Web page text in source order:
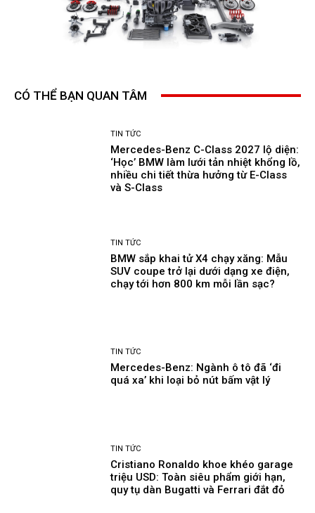
CÓ THỂ BẠN QUAN TÂM
TIN TỨC
Mercedes-Benz C-Class 2027 lộ diện:
‘Học’ BMW làm lưới tản nhiệt khổng lồ,
nhiều chi tiết thừa hưởng từ E-Class
và S-Class
TIN TỨC
BMW sắp khai tử X4 chạy xăng: Mẫu
SUV coupe trở lại dưới dạng xe điện,
chạy tới hơn 800 km mỗi lần sạc?
TIN TỨC
Mercedes-Benz: Ngành ô tô đã ‘đi
quá xa’ khi loại bỏ nút bấm vật lý
TIN TỨC
Cristiano Ronaldo khoe khéo garage
triệu USD: Toàn siêu phẩm giới hạn,
quy tụ dàn Bugatti và Ferrari đắt đỏ